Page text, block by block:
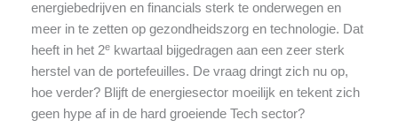
energiebedrijven en financials sterk te onderwegen en
meer in te zetten op gezondheidszorg en technologie. Dat
heeft in het 2ekwartaal bijgedragen aan een zeer sterk
herstel van de portefeuilles. De vraag dringt zich nu op,
hoe verder? Blijft de energiesector moeilijk en tekent zich
geen hype af in de hard groeiende Tech sector?